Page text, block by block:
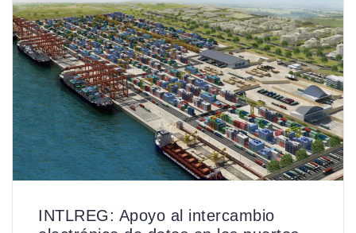
INTLREG: Apoyo al intercambio